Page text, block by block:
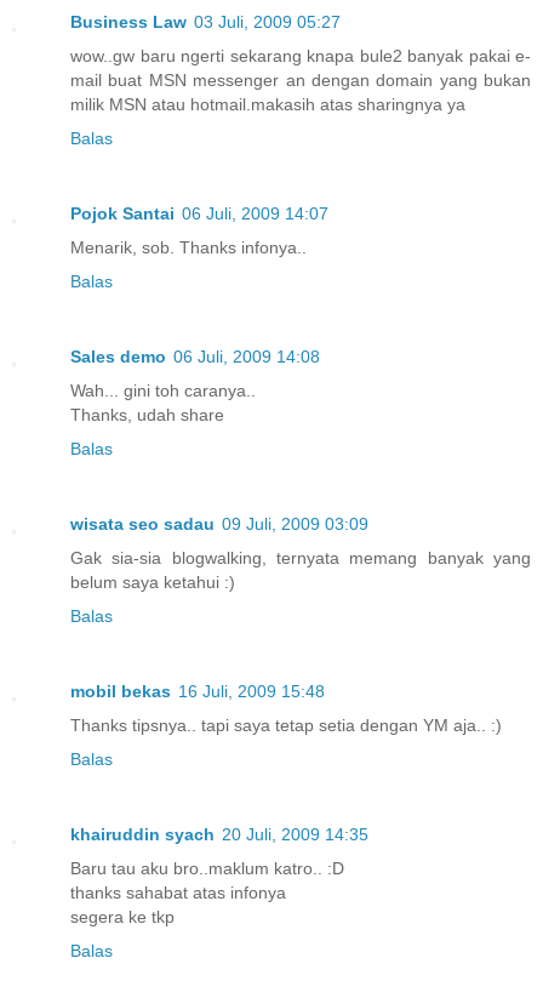
Business Law 03 Juli, 2009 05:27
wow..gw baru ngerti sekarang knapa bule2 banyak pakai e-
mail buat MSN messenger an dengan domain yang bukan
milik MSN atau hotmail.makasih atas sharingnya ya
Balas
Pojok Santai 06 Juli, 2009 14:07
Menarik, sob. Thanks infonya..
Balas
Sales demo 06 Juli, 2009 14:08
Wah... gini toh caranya..
Thanks, udah share
Balas
wisata seo sadau 09 Juli, 2009 03:09
Gak sia-sia blogwalking, ternyata memang banyak yang
belum saya ketahui :)
Balas
mobil bekas 16 Juli, 2009 15:48
Thanks tipsnya.. tapi saya tetap setia dengan YM aja.. :)
Balas
khairuddin syach 20 Juli, 2009 14:35
Baru tau aku bro..maklum katro.. :D
thanks sahabat atas infonya
segera ke tkp
Balas